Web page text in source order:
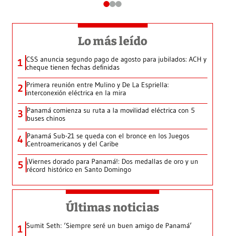
Lo más leído
1 CSS anuncia segundo pago de agosto para jubilados: ACH y
cheque tienen fechas definidas
2 Primera reunión entre Mulino y De La Espriella:
interconexión eléctrica en la mira
3 Panamá comienza su ruta a la movilidad eléctrica con 5
buses chinos
4 Panamá Sub-21 se queda con el bronce en los Juegos
Centroamericanos y del Caribe
5 ¡Viernes dorado para Panamá!: Dos medallas de oro y un
récord histórico en Santo Domingo
Últimas noticias
1 Sumit Seth: ‘Siempre seré un buen amigo de Panamá’